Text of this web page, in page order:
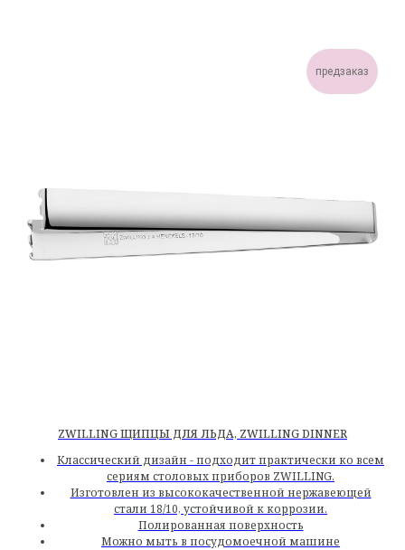
предзаказ
ZWILLING ЩИПЦЫ ДЛЯ ЛЬДА, ZWILLING DINNER
Классический дизайн - подходит практически ко всем
сериям столовых приборов ZWILLING.
Изготовлен из высококачественной нержавеющей
стали 18/10, устойчивой к коррозии.
Полированная поверхность
Можно мыть в посудомоечной машине